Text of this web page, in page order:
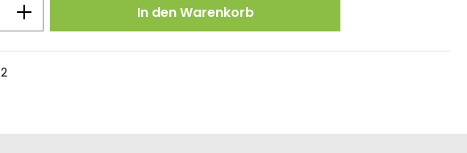
Gib den gewünschten Wert ein oder benutze
In den Warenkorb